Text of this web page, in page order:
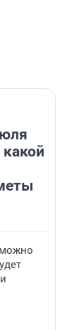
можно